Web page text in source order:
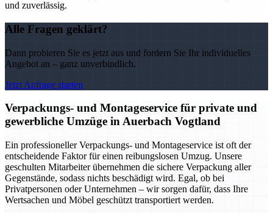
und zuverlässig.
Alle Fragen geklärt?
Dann probieren Sie es jetzt aus und fordern Sie Ihr individuelles
Angebot an – ganz unverbindlich.
Jetzt Anfrage starten
Verpackungs- und Montageservice für private und
gewerbliche Umzüge in Auerbach Vogtland
Ein professioneller Verpackungs- und Montageservice ist oft der
entscheidende Faktor für einen reibungslosen Umzug. Unsere
geschulten Mitarbeiter übernehmen die sichere Verpackung aller
Gegenstände, sodass nichts beschädigt wird. Egal, ob bei
Privatpersonen oder Unternehmen – wir sorgen dafür, dass Ihre
Wertsachen und Möbel geschützt transportiert werden.